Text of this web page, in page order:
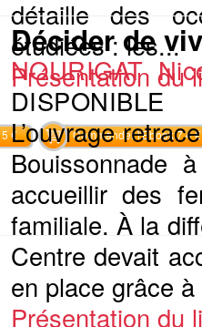
détaille des
étudiées : les...
Présentation du
€ Commander l'Ebook 7.4 €
Décider de
NOURIGAT
DISPONIBLE
L’ouvrage
Bouissonnade
accueillir des
familiale. À la
Centre devait
en place grâce
Présentation du